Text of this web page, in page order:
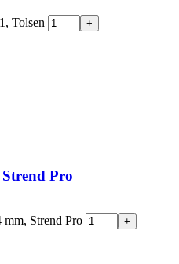
Tolsen
Pro
mm, Strend Pro